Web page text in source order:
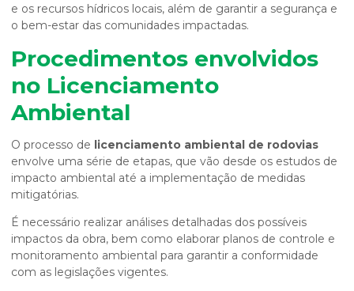
e os recursos hídricos locais, além de garantir a segurança e
o bem-estar das comunidades impactadas.
Procedimentos envolvidos
no Licenciamento
Ambiental
O processo de licenciamento ambiental de rodovias
envolve uma série de etapas, que vão desde os estudos de
impacto ambiental até a implementação de medidas
mitigatórias.
É necessário realizar análises detalhadas dos possíveis
impactos da obra, bem como elaborar planos de controle e
monitoramento ambiental para garantir a conformidade
com as legislações vigentes.